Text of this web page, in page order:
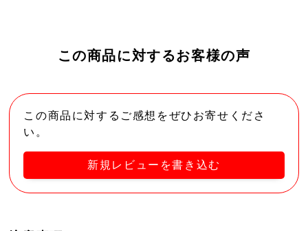
この商品に対するお客様の声
この商品に対するご感想をぜひお寄せくださ
い。
新規レビューを書き込む